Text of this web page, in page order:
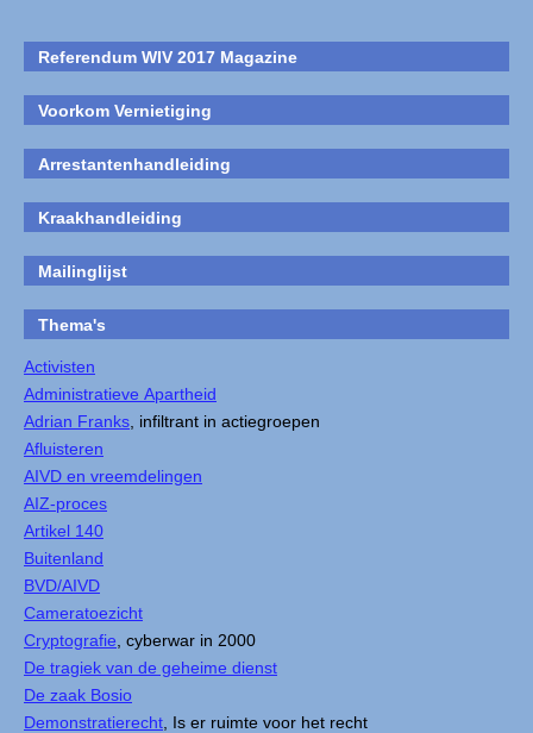
Referendum WIV 2017 Magazine
Voorkom Vernietiging
Arrestantenhandleiding
Kraakhandleiding
Mailinglijst
Thema's
Activisten
Administratieve Apartheid
Adrian Franks , infiltrant in actiegroepen
Afluisteren
AIVD en vreemdelingen
AIZ-proces
Artikel 140
Buitenland
BVD/AIVD
Cameratoezicht
Cryptografie , cyberwar in 2000
De tragiek van de geheime dienst
De zaak Bosio
Demonstratierecht , Is er ruimte voor het recht